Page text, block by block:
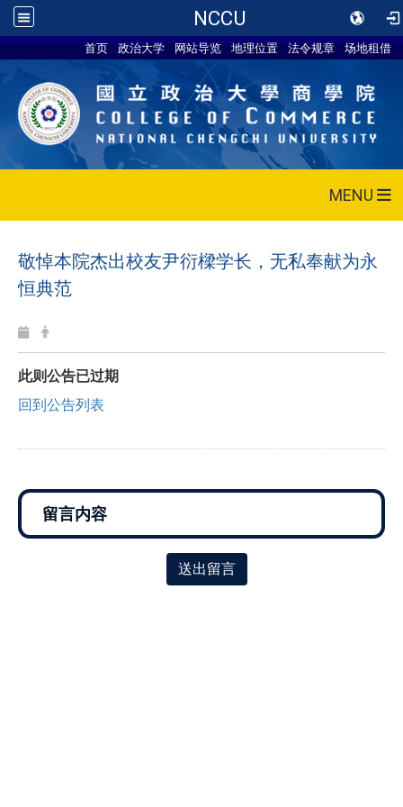
NCCU
首页 政治大学 网站导览 地理位置 法令规章 场地租借
MENU
敬悼本院杰出校友尹衍樑学长，无私奉献为永
恒典范
此则公告已过期
回到公告列表
送出留言